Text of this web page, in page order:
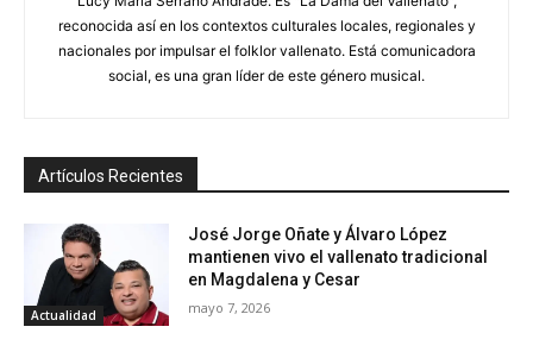
reconocida así en los contextos culturales locales, regionales y
nacionales por impulsar el folklor vallenato. Está comunicadora
social, es una gran líder de este género musical.
Artículos Recientes
Actualidad
José Jorge Oñate y Álvaro López
mantienen vivo el vallenato tradicional
en Magdalena y Cesar
mayo 7, 2026